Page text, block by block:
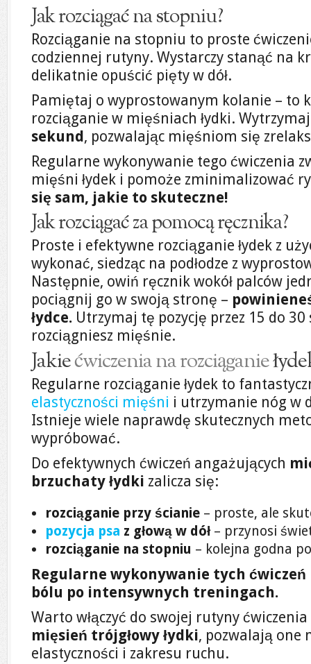
Jak rozciągać na stopniu?
Rozciąganie na stopniu to proste
codziennej rutyny. Wystarczy stanąć na
delikatnie opuścić pięty w dół.
Pamiętaj o wyprostowanym kolanie – to
rozciąganie w mięśniach łydki.
sekund, pozwalając mięśniom się
Regularne wykonywanie tego ćwiczenia
mięśni łydek i pomoże zminimalizować
się sam, jakie to skuteczne!
Jak rozciągać za pomocą ręcznika?
Proste i efektywne rozciąganie łydek z
wykonać, siedząc na podłodze z
Następnie, owiń ręcznik wokół palców
pociągnij go w swoją stronę –
łydce. Utrzymaj tę pozycję przez 15 do
rozciągniesz mięśnie.
Jakiećwiczenia na rozciąganie
Regularne rozciąganie łydek to
elastyczności mięśni i utrzymanie nóg w
Istnieje wiele naprawdę skutecznych
wypróbować.
Do efektywnych ćwiczeń angażujących
brzuchaty łydki zalicza się:
rozciąganie przy ścianie – proste, ale
pozycja psa z głową w dół– przynosi
rozciąganie na stopniu – kolejna godna
Regularne wykonywanie tych ćwiczeń
bólu po intensywnych treningach.
Warto włączyć do swojej rutyny
mięsień trójgłowy łydki, pozwalają one
elastyczności i zakresu ruchu.